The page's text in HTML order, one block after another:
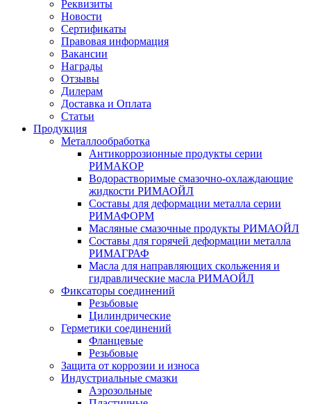
Реквизиты
Новости
Сертификаты
Правовая информация
Вакансии
Награды
Отзывы
Дилерам
Доставка и Оплата
Статьи
Продукция
Металлообработка
Антикоррозионные продукты серии
РИМАКОР
Водорастворимые смазочно-охлаждающие
жидкости РИМАОЙЛ
Составы для деформации металла серии
РИМАФОРМ
Масляные смазочные продукты РИМАОЙЛ
Составы для горячей деформации металла
РИМАГРАФ
Масла для направляющих скольжения и
гидравлические масла РИМАОЙЛ
Фиксаторы соединений
Резьбовые
Цилиндрические
Герметики соединений
Фланцевые
Резьбовые
Защита от коррозии и износа
Индустриальные смазки
Аэрозольные